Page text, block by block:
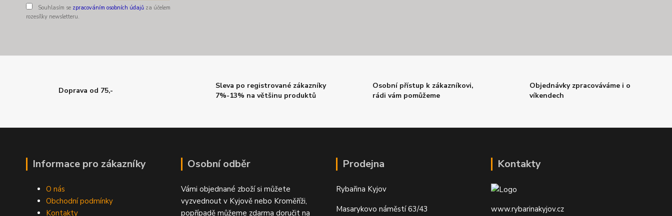
Souhlasím se zpracováním osobních údajů za účelem
rozesílky newsletteru.
Doprava od 75,-
Sleva po registrované zákazníky
7%-13% na většinu produktů
Osobní přístup k zákazníkovi,
rádi vám pomůžeme
Objednávky zpracováváme i o
víkendech
Informace pro zákazníky
O nás
Obchodní podmínky
Kontakty
Osobní odběr
Vámi objednané zboží si můžete
vyzvednout v Kyjově nebo Kroměříži,
popřípadě můžeme zdarma doručit na
Prodejna
Rybařina Kyjov
Masarykovo náměstí 63/43
Kontakty
www.rybarinakyjov.cz